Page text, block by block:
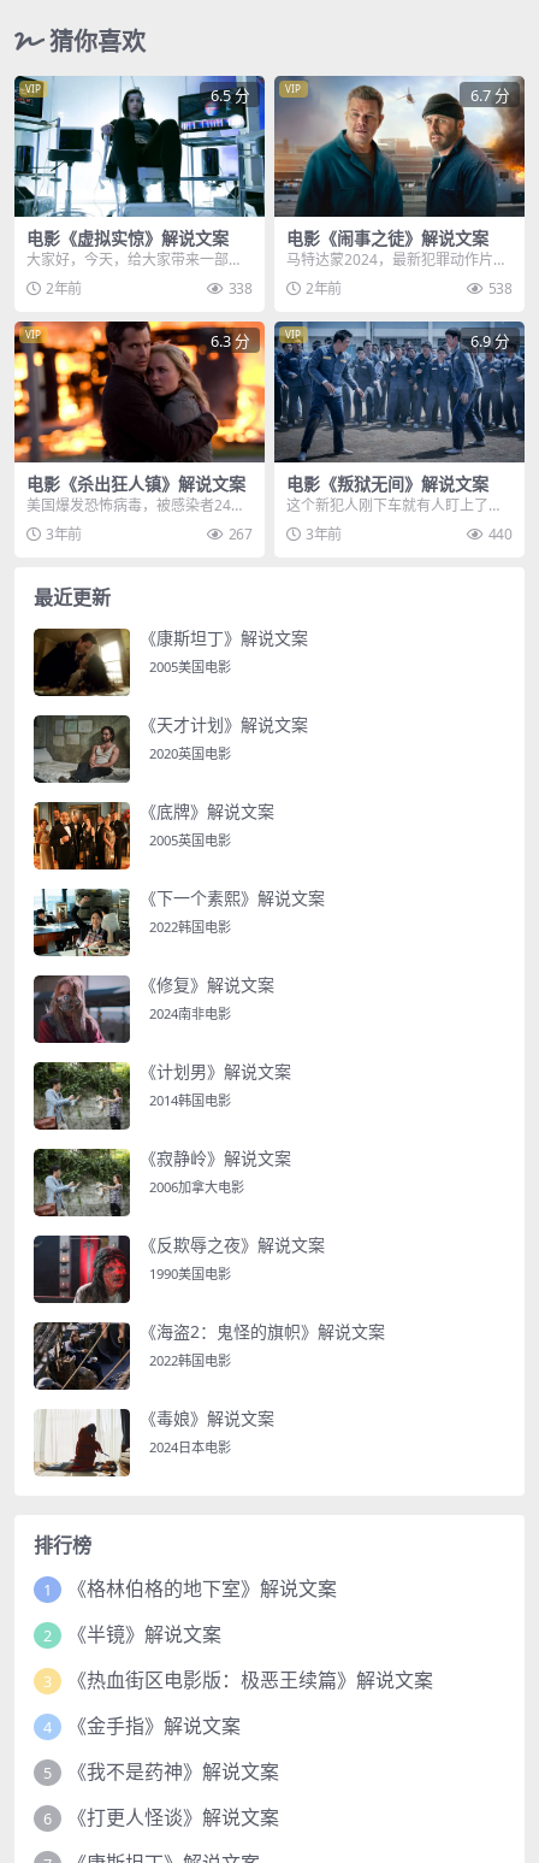
猜你喜欢
VIP 6.5 分
电影《虚拟实惊》解说文案
大家好，今天，给大家带来一部澳
大利亚惊悚电影，虚拟实惊，女孩
艾玛，将一滴黑色眼药...
2年前 338
VIP 6.7 分
电影《闹事之徒》解说文案
马特达蒙2024，最新犯罪动作片闹
事之徒新热上线，世界是个巨大的
草台班子，洗碗工...
2年前 538
VIP 6.3 分
电影《杀出狂人镇》解说文案
美国爆发恐怖病毒，被感染者24小
时内咳嗽高烧不止，48小时内精神
出现错乱，随即陷...
3年前 267
VIP 6.9 分
电影《叛狱无间》解说文案
这个新犯人刚下车就有人盯上了
他，男人瞪了回去，男人立刻发动
羊驼技能，老犯人暴脾气...
3年前 440
最近更新
《康斯坦丁》解说文案
2005美国电影
《天才计划》解说文案
2020英国电影
《底牌》解说文案
2005英国电影
《下一个素熙》解说文案
2022韩国电影
《修复》解说文案
2024南非电影
《计划男》解说文案
2014韩国电影
《寂静岭》解说文案
2006加拿大电影
《反欺辱之夜》解说文案
1990美国电影
《海盗2：鬼怪的旗帜》解说文案
2022韩国电影
《毒娘》解说文案
2024日本电影
排行榜
1 《格林伯格的地下室》解说文案
2 《半镜》解说文案
3 《热血街区电影版：极恶王续篇》解说文案
4 《金手指》解说文案
5 《我不是药神》解说文案
6 《打更人怪谈》解说文案